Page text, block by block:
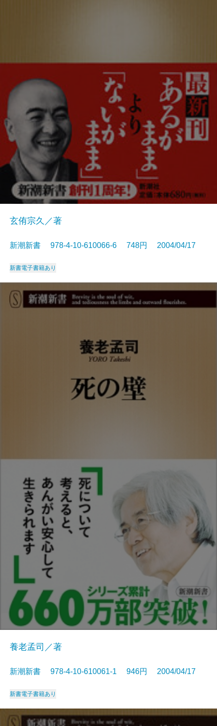
玄侑宗久／著
新潮新書 978-4-10-610066-6 748円 2004/04/17
新書電子書籍あり
養老孟司／著
新潮新書 978-4-10-610061-1 946円 2004/04/17
新書電子書籍あり